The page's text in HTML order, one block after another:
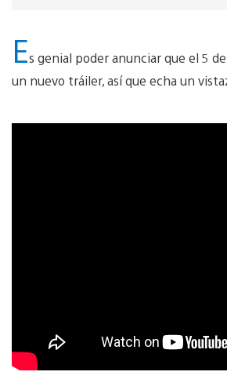
Es genial poder anunciar que el 5
un nuevo tráiler, así que echa un